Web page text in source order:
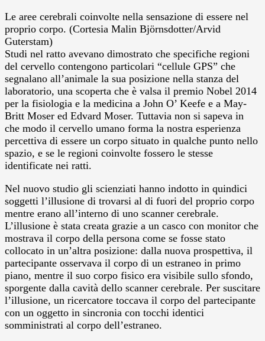
Le aree cerebrali coinvolte nella sensazione di essere nel
proprio corpo. (Cortesia Malin Björnsdotter/Arvid
Guterstam)
Studi nel ratto avevano dimostrato che specifiche regioni
del cervello contengono particolari “cellule GPS” che
segnalano all’animale la sua posizione nella stanza del
laboratorio, una scoperta che è valsa il premio Nobel 2014
per la fisiologia e la medicina a John O’ Keefe e a May-
Britt Moser ed Edvard Moser. Tuttavia non si sapeva in
che modo il cervello umano forma la nostra esperienza
percettiva di essere un corpo situato in qualche punto nello
spazio, e se le regioni coinvolte fossero le stesse
identificate nei ratti.
Nel nuovo studio gli scienziati hanno indotto in quindici
soggetti l’illusione di trovarsi al di fuori del proprio corpo
mentre erano all’interno di uno scanner cerebrale.
L’illusione è stata creata grazie a un casco con monitor che
mostrava il corpo della persona come se fosse stato
collocato in un’altra posizione: dalla nuova prospettiva, il
partecipante osservava il corpo di un estraneo in primo
piano, mentre il suo corpo fisico era visibile sullo sfondo,
sporgente dalla cavità dello scanner cerebrale. Per suscitare
l’illusione, un ricercatore toccava il corpo del partecipante
con un oggetto in sincronia con tocchi identici
somministrati al corpo dell’estraneo.